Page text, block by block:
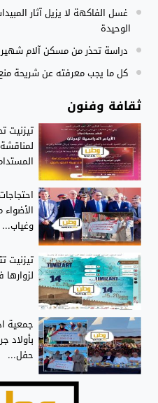
غسل الفاكهة لا يزيل آثار
الوحيدة
دراسة تحذر من مسكن آلام
كل ما يجب معرفته عن شريحة
ثقافة وفنون
تيزنيت
وغياب...
تيزنيت
لزوارها
جمعية
بأولاد
حفل...